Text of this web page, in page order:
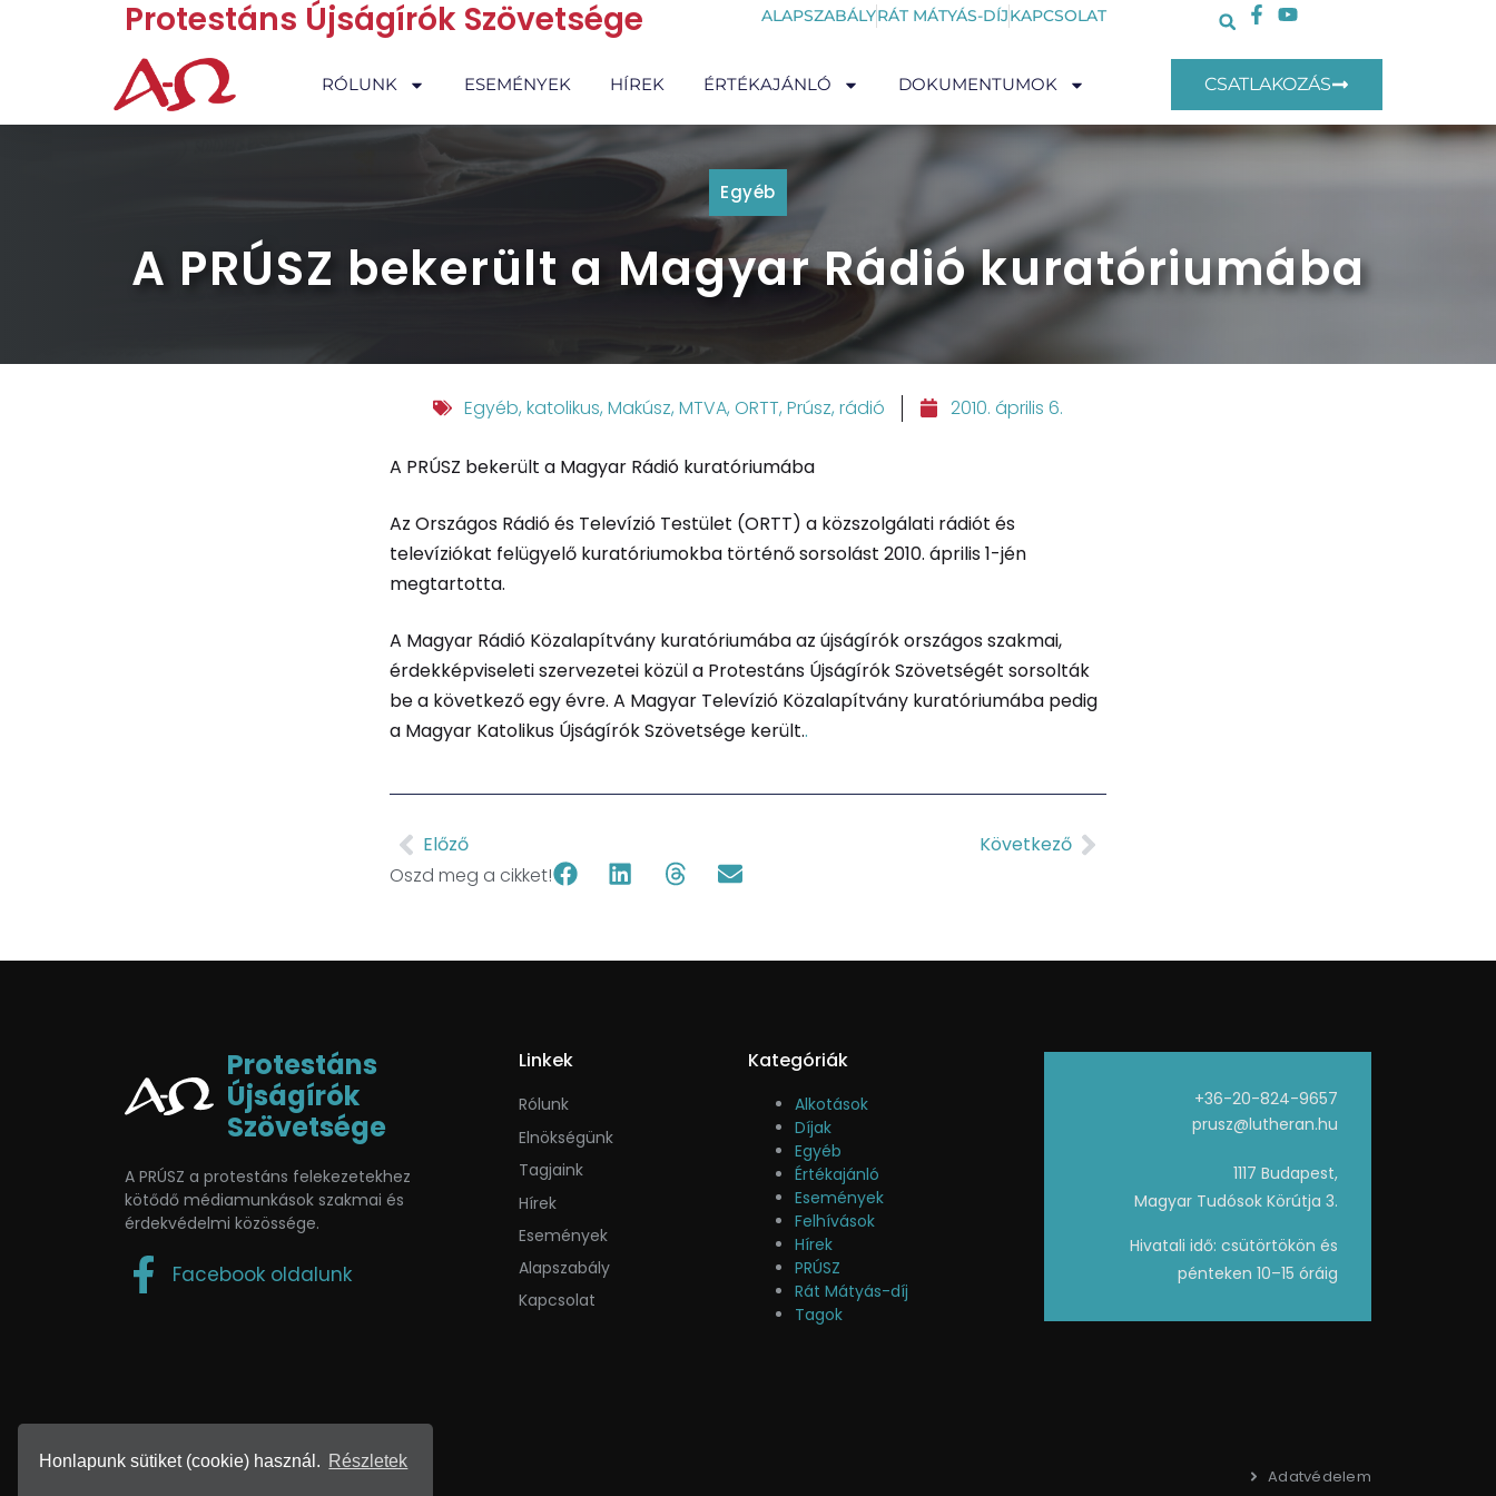
Honlapunk sütiket (cookie) használ. Részletek
Protestáns Újságírók Szövetsége ALAPSZABÁLYRÁT MÁTYÁS-DÍJKAPCSOLAT
RÓLUNK ESEMÉNYEK HÍREK ÉRTÉKAJÁNLÓ DOKUMENTUMOK CSATLAKOZÁS
Egyéb
A PRÚSZ bekerült a Magyar Rádió kuratóriumába
Egyéb, katolikus, Makúsz, MTVA, ORTT, Prúsz, rádió 2010. április 6.
A PRÚSZ bekerült a Magyar Rádió kuratóriumába
Az Országos Rádió és Televízió Testület (ORTT) a közszolgálati rádiót és
televíziókat felügyelő kuratóriumokba történő sorsolást 2010. április 1-jén
megtartotta.
A Magyar Rádió Közalapítvány kuratóriumába az újságírók országos szakmai,
érdekképviseleti szervezetei közül a Protestáns Újságírók Szövetségét sorsolták
be a következő egy évre. A Magyar Televízió Közalapítvány kuratóriumába pedig
a Magyar Katolikus Újságírók Szövetsége került..
Előző
Következő
Oszd meg a cikket!
Protestáns
Újságírók
Szövetsége
A PRÚSZ a protestáns felekezetekhez
kötődő médiamunkások szakmai és
érdekvédelmi közössége.
Facebook oldalunk
Linkek
Rólunk
Elnökségünk
Tagjaink
Hírek
Események
Alapszabály
Kapcsolat
Kategóriák
Alkotások
Díjak
Egyéb
Értékajánló
Események
Felhívások
Hírek
PRÚSZ
Rát Mátyás-díj
Tagok
+36-20-824-9657
prusz@lutheran.hu
1117 Budapest,
Magyar Tudósok Körútja 3.
Hivatali idő: csütörtökön és
pénteken 10–15 óráig
2026 • Készítette: GRAFIKREA Adatvédelem